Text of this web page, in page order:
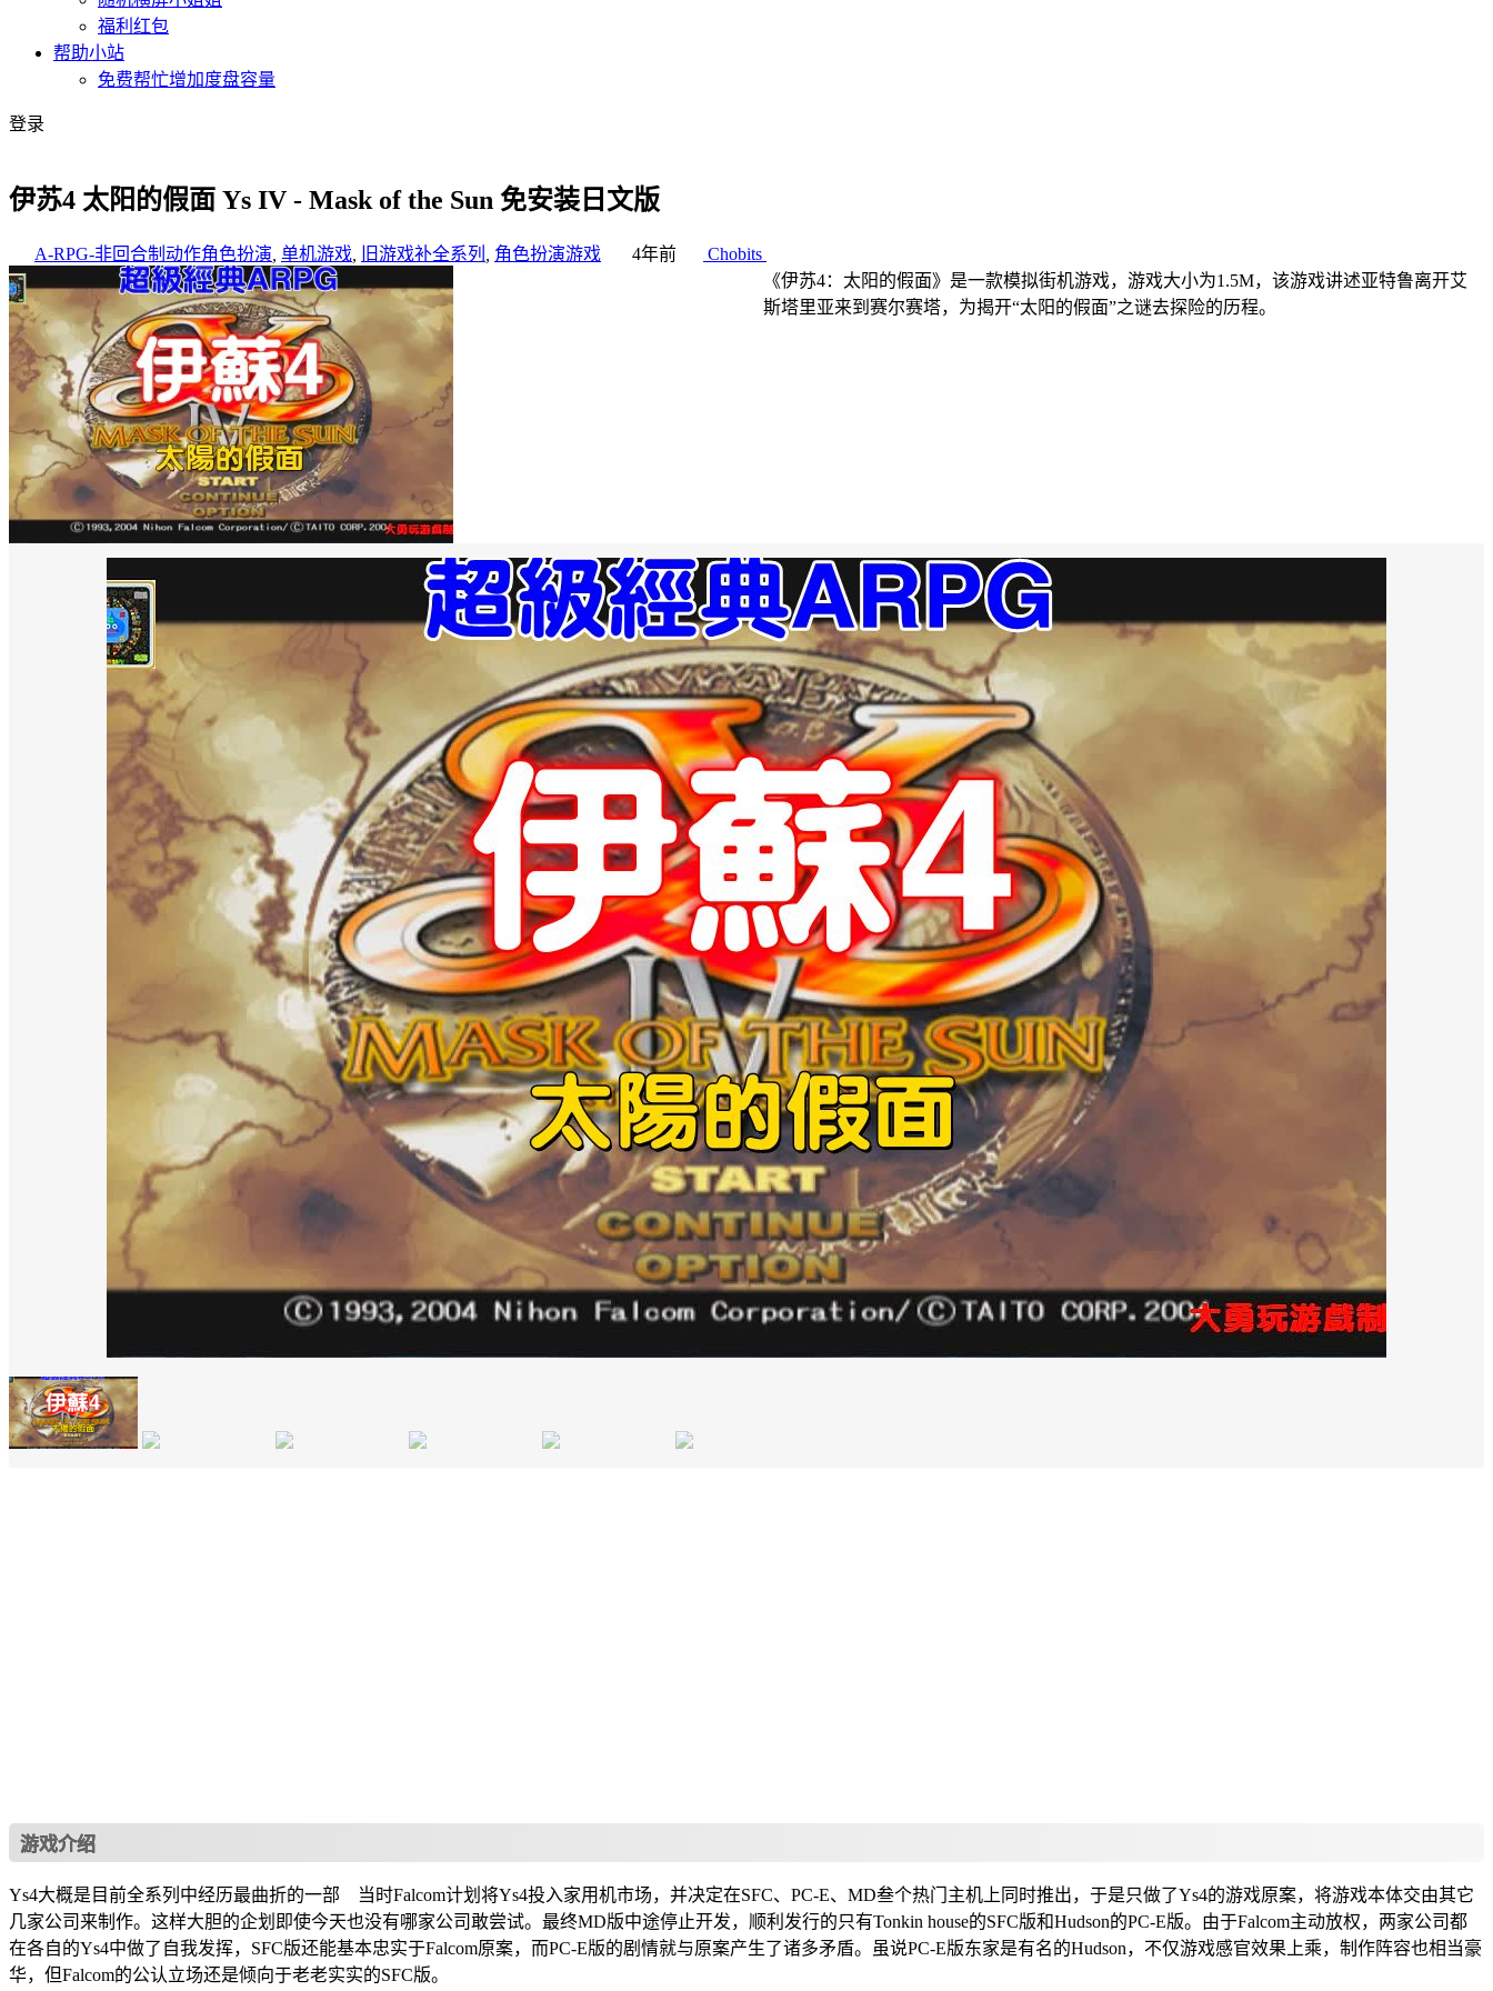
福利红包
帮助小站
免费帮忙增加度盘容量
登录
伊苏4 太阳的假面 Ys IV - Mask of the Sun 免安装日文版
A-RPG-非回合制动作角色扮演 单机游戏 旧游戏补全系列 角色扮演游戏 4年前
Chobits
《伊苏4：太阳的假面》是一款模拟街机游戏，游戏大小为1.5M，该游戏讲述亚特鲁离开艾
斯塔里亚来到赛尔赛塔，为揭开“太阳的假面”之谜去探险的历程。
游戏介绍
Ys4大概是目前全系列中经历最曲折的一部 当时Falcom计划将Ys4投入家用机市场，并决定在SFC、PC-E、MD叁个热门主机上同时推出，于是只做了Ys4的游戏原案，将游戏本体交由其它
几家公司来制作。这样大胆的企划即使今天也没有哪家公司敢尝试。最终MD版中途停止开发，顺利发行的只有Tonkin house的SFC版和Hudson的PC-E版。由于Falcom主动放权，两家公司都
在各自的Ys4中做了自我发挥，SFC版还能基本忠实于Falcom原案，而PC-E版的剧情就与原案产生了诸多矛盾。虽说PC-E版东家是有名的Hudson，不仅游戏感官效果上乘，制作阵容也相当豪
华，但Falcom的公认立场还是倾向于老老实实的SFC版。